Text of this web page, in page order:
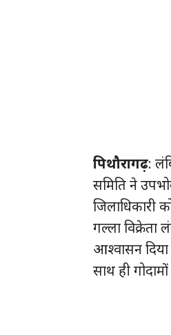
पिथौरागढ़:
समिति ने
जिलाधिकारी
गल्ला
आश्वासन
साथ ही